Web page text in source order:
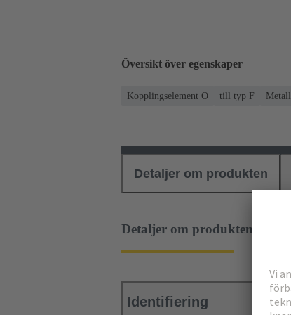
Översikt över egenskaper
Kopplingselement O till typ F Metall
Detaljer om produkten
Detaljer om produkten
Identifiering